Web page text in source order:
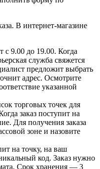
В интернет-магазине
с 9.00 до 19.00. Когда
служба свяжется
предложит выбрать
адрес. Осмотрите
указанной
торговых точек для
заказ поступит на
Для получения заказа
зоне и назовите
на точку, на ваш
код. Заказ нужно
Срок хранения — 3